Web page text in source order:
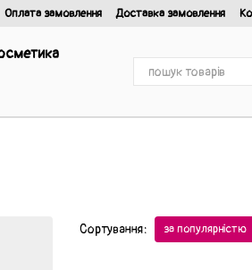
Оплата замовлення Доставка замовлення
Сортування: за популярністю